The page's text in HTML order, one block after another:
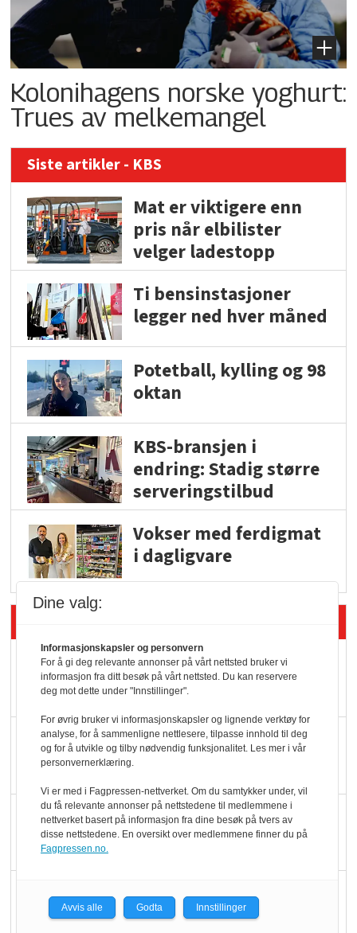
Kolonihagens norske yoghurt:
Trues av melkemangel
Siste artikler - KBS
Mat er viktigere enn
pris når elbilister
velger ladestopp
Ti bensinstasjoner
legger ned hver måned
Potetball, kylling og 98
oktan
KBS-bransjen i
endring: Stadig større
serveringstilbud
Vokser med ferdigmat
i dagligvare
Rema-flaggskip
dundrer videre
Slik opprettholdes
ølsalget
Færre varer, men fulle
hyller
KI lager mat i butikken
Dine valg:
Informasjonskapsler og personvern
For å gi deg relevante annonser på vårt nettsted bruker vi
informasjon fra ditt besøk på vårt nettsted. Du kan reservere
deg mot dette under "Innstillinger".
For øvrig bruker vi informasjonskapsler og lignende verktøy for
analyse, for å sammenligne nettlesere, tilpasse innhold til deg
og for å utvikle og tilby nødvendig funksjonalitet. Les mer i vår
personvernerklæring.
Vi er med i Fagpressen-nettverket. Om du samtykker under, vil
du få relevante annonser på nettstedene til medlemmene i
nettverket basert på informasjon fra dine besøk på tvers av
disse nettstedene. En oversikt over medlemmene finner du på
Fagpressen.no.
Avvis alle Godta Innstillinger